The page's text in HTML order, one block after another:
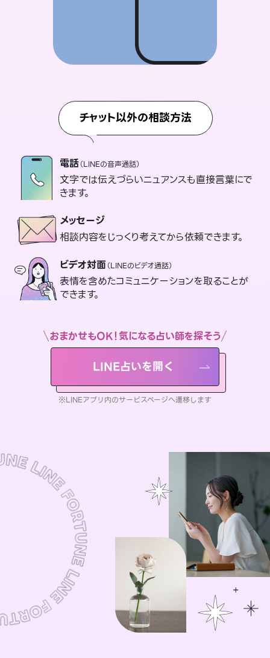
チャット以外の相談方法
電話（LINEの音声通話）
文字では伝えづらいニュアンスも直接言葉にで
きます。
メッセージ
相談内容をじっくり考えてから依頼できます。
ビデオ対面（LINEのビデオ通話）
表情を含めたコミュニケーションを取ることが
できます。
おまかせもOK！気になる占い師を探そう
LINE占いを開く
※LINEアプリ内のサービスページへ遷移します